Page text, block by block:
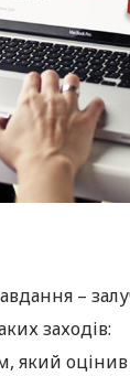
–
заходів:
оцінив